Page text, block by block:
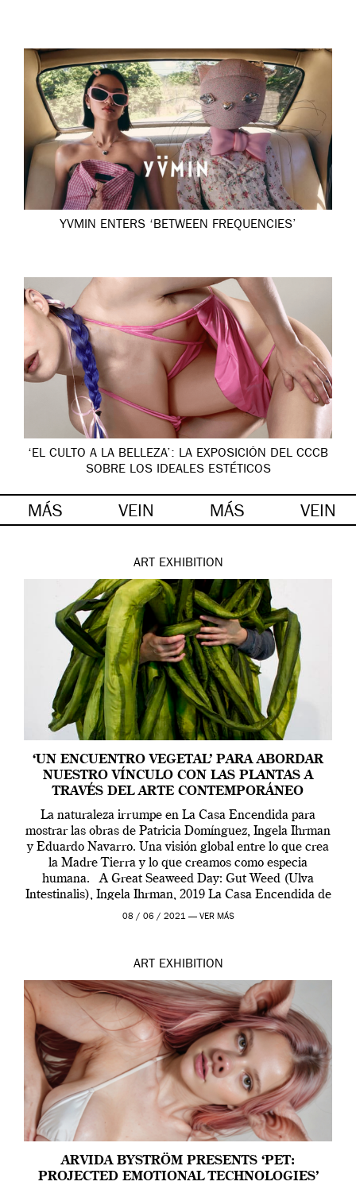
YVMIN ENTERS ‘BETWEEN FREQUENCIES’
‘EL CULTO A LA BELLEZA’: LA EXPOSICIÓN DEL CCCB
SOBRE LOS IDEALES ESTÉTICOS
MÁS VEIN MÁS VEIN
ART EXHIBITION
‘UN ENCUENTRO VEGETAL’ PARA ABORDAR
NUESTRO VÍNCULO CON LAS PLANTAS A
TRAVÉS DEL ARTE CONTEMPORÁNEO
La naturaleza irrumpe en La Casa Encendida para
mostrar las obras de Patricia Domínguez, Ingela Ihrman
y Eduardo Navarro. Una visión global entre lo que crea
la Madre Tierra y lo que creamos como especia
humana. A Great Seaweed Day: Gut Weed (Ulva
Intestinalis), Ingela Ihrman, 2019 La Casa Encendida de
Madrid y la Wellcome […]
08 / 06 / 2021 — VER MÁS
ART EXHIBITION
ARVIDA BYSTRÖM PRESENTS ‘PET:
PROJECTED EMOTIONAL TECHNOLOGIES’